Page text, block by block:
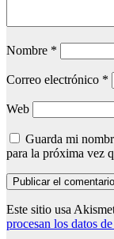
Nombre *
Correo electrónico *
Web
Guarda mi
para la próxima vez
Este sitio usa
procesan los datos